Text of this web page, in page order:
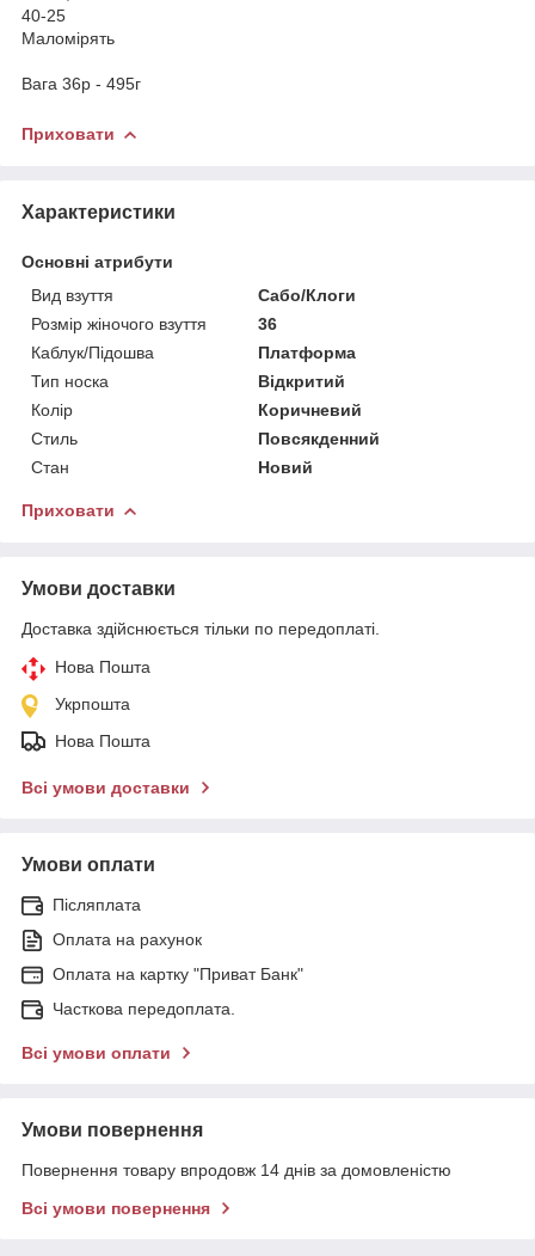
40-25
Маломірять
Вага 36р - 495г
Приховати
Характеристики
Основні атрибути
Вид взуття
Сабо/Клоги
Розмір жіночого взуття
36
Каблук/Підошва
Платформа
Тип носка
Відкритий
Колір
Коричневий
Стиль
Повсякденний
Стан
Новий
Приховати
Умови доставки
Доставка здійснюється тільки по передоплаті.
Нова Пошта
Укрпошта
Нова Пошта
Всі умови доставки
Умови оплати
Післяплата
Оплата на рахунок
Оплата на картку "Приват Банк"
Часткова передоплата.
Всі умови оплати
Умови повернення
Повернення товару впродовж 14 днів за домовленістю
Всі умови повернення